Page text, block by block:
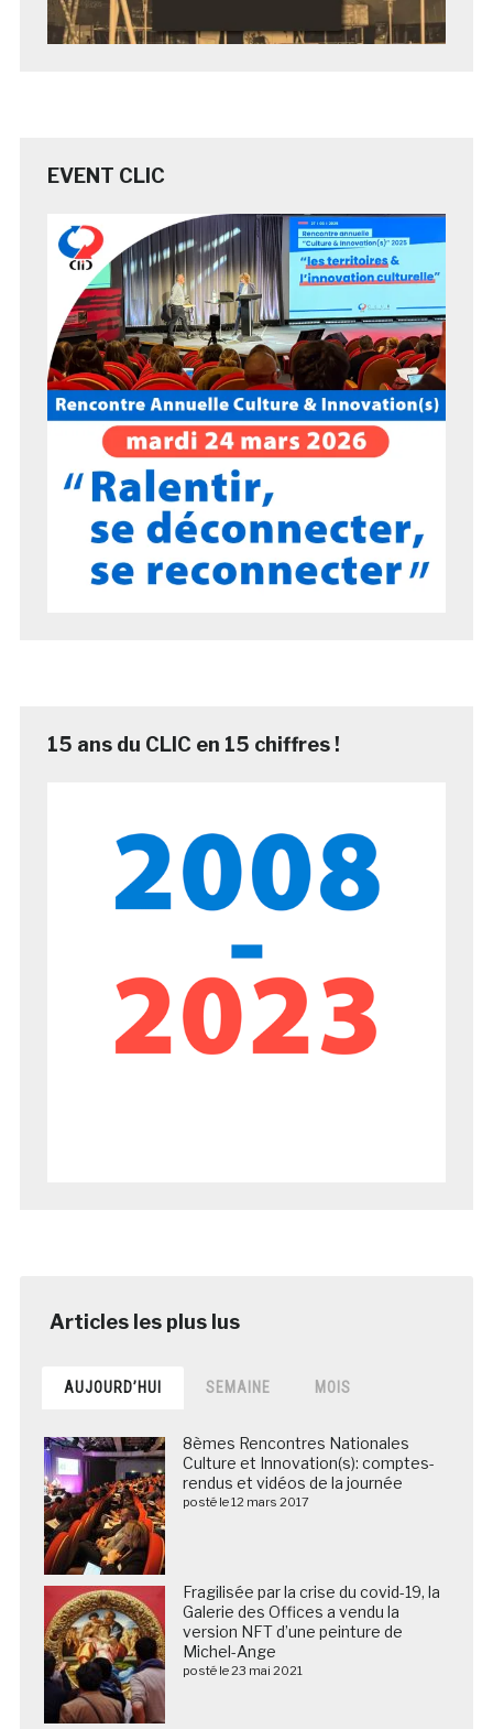
EVENT CLIC
15 ans du CLIC en 15 chiffres !
AUJOURD’HUI SEMAINE MOIS
8èmes Rencontres Nationales
Culture et Innovation(s): comptes-
rendus et vidéos de la journée
posté le 12 mars 2017
Fragilisée par la crise du covid-19, la
Galerie des Offices a vendu la
version NFT d’une peinture de
Michel-Ange
posté le 23 mai 2021